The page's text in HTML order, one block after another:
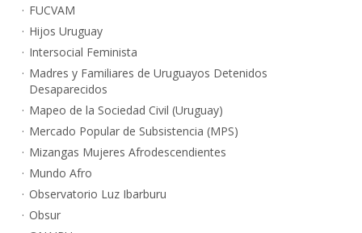
FUCVAM
Hijos Uruguay
Intersocial Feminista
Madres y Familiares de Uruguayos Detenidos
Desaparecidos
Mapeo de la Sociedad Civil (Uruguay)
Mercado Popular de Subsistencia (MPS)
Mizangas Mujeres Afrodescendientes
Mundo Afro
Observatorio Luz Ibarburu
Obsur